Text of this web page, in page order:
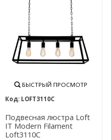
БЫСТРЫЙ ПРОСМОТР
LOFT3110C
Подвесная люстра Loft
IT Modern Filament
Loft3110C